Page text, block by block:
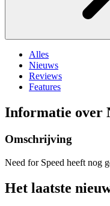
Alles
Nieuws
Reviews
Features
Informatie over
Omschrijving
Need for Speed heeft nog
Het laatste